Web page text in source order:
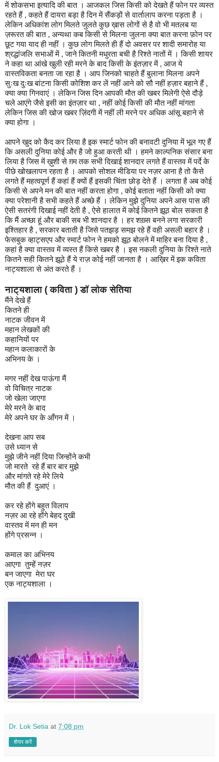
में शोकसभा इत्यादि की बात । आजकल जिस किसी को देखते हैं फोन पर व्यस्त
रहते हैं , कहते हैं दायरा बड़ा है दिन में सैंकड़ों से वार्तालाप करना पड़ता है ।
लेकिन अधिकांश लोग मिलते जुलते कुछ ख़ास लोगों से है वो भी मतलब या
ज़रूरत की बात , अन्यथा कब किसी से मिलना जुलना क्या बात करना फ़ोन पर
छूट गया याद ही नहीं । कुछ लोग मिलते ही हैं दो अवसर पर शादी समारोह या
श्रद्धांजलि सभाओं में , जाने कितनी मधुरता बची है रिश्ते नातों में । किसी शायर
ने कहा था आंखे खुली रही मरने के बाद किसी के इंतज़ार में , आज ये
वास्तविकता बनता जा रहा है । आप जिनको चाहते हैं बुलाना मिलना अपने
सुःख दुःख बांटना किसी कोशिश कर लें नहीं आने को सौ नहीं हज़ार बहाने हैं ,
क्या क्या गिनवाएं । लेकिन जिस दिन आपकी मौत की खबर मिलेगी ऐसे दौड़े
चले आएंगे जैसे इसी का इंतज़ार था , नहीं कोई किसी की मौत नहीं मांगता
लेकिन जिस की खोज खबर ज़िंदगी में नहीं ली मरने पर अधिक आंसू बहाने से
क्या होगा ।
आपने खुद को कैद कर लिया है इक स्मार्ट फोन की बनावटी दुनिया में भूल गए हैं
कि असली दुनिया कोई और है जो हुआ करती थी । हमने काल्पनिक संसार बना
लिया है जिस में ख़ुशी से ग़म तक सभी दिखाई शानदार लगते हैं वास्तव में पर्दे के
पीछे खोखलापन रहता है । आपको सोशल मीडिया पर नज़र आना है तो कैसे
लगते हैं महत्वपूर्ण हैं कहां हैं क्यों हैं इसकी चिंता छोड़ देते हैं । लगता है अब कोई
किसी से अपने मन की बात नहीं करता होगा , कोई बताता नहीं किसी को क्या
क्या परेशानी है सभी कहते हैं अच्छे हैं । लेकिन मुझे दुनिया अपने आस पास की
ऐसी सतरंगी दिखाई नहीं देती है , ऐसे हालात में कोई कितने झूठ बोल सकता है
कि मैं अच्छा हूं और बाकी सब भी शानदार है । हर शख़्स बनने लगा सरकारी
इश्तिहार है , सरकार बताती है जिसे पतझड़ समझ रहे हैं वही असली बहार है ।
फेसबुक व्हाट्सएप और स्मार्ट फोन ने हमको झूठ बोलने में माहिर बना दिया है ,
कहां है क्या वास्तव में व्यस्त हैं किसे खबर है । इस नकली दुनिया के रिश्ते नाते
कितने सही कितने झूठे हैं ये राज़ कोई नहीं जानता है । आख़िर में इक कविता
नाट्यशाला से अंत करते हैं ।
नाट्यशाला ( कविता ) डॉ लोक सेतिया
मैंने देखे हैं
कितने ही
नाटक जीवन में
महान लेखकों की
कहानियों पर
महान कलाकारों के
अभिनय के ।
मगर नहीं देख पाऊंगा मैं
वो विचित्र नाटक
जो खेला जाएगा
मेरे मरने के बाद
मेरे अपने घर के आँगन में ।
देखना आप सब
उसे ध्यान से
मुझे जीने नहीं दिया जिन्होंने कभी
जो मारते रहे हैं बार बार मुझे
और मांगते रहे मेरे लिये
मौत की हैं दुआएं ।
कर रहे होंगे बहुत विलाप
नज़र आ रहे होंगे बेहद दुखी
वास्तव में मन ही मन
होंगे प्रसन्न ।
कमाल का अभिनय
आएगा तुम्हें नज़र
बन जाएगा मेरा घर
एक नाट्यशाला ।
Dr. Lok Setia at 7:08 pm
शेयर करें